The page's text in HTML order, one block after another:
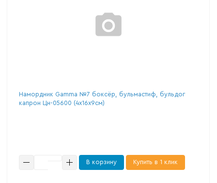
Намордник Gamma №7 боксёр, бульмастиф, бульдог
капрон Цн-05600 (4х16х9см)
В корзину Купить в 1 клик